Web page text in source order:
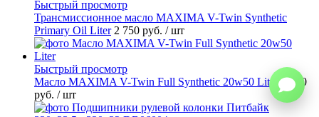
Быстрый просмотр
Трансмиссионное масло MAXIMA V-Twin Synthetic
Primary Oil Liter 2 750 руб. / шт
Быстрый просмотр
Масло MAXIMA V-Twin Full Synthetic 20w50 Liter
2 750
руб. / шт